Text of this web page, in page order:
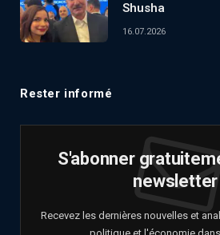
Shusha
16.07.2026
Rester informé
S'abonner
newsletter
Recevez les dernières nouvelles et